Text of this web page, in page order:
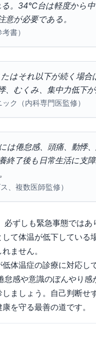
る。34°C台は軽度から
意が必要である。
書）
はそれ以下が続く場合
、むくみ、集中力低下
ク（内科専門医監修）
は倦怠感、頭痛、動悸
終了後も日常生活に支
、複数医師監修）
ずしも緊急事態では
て体温が低下している
ません。
体温症の診療に対応し
怠感や意識のぼんやり感
ましょう。自己判断せ
を守る最善の道です。